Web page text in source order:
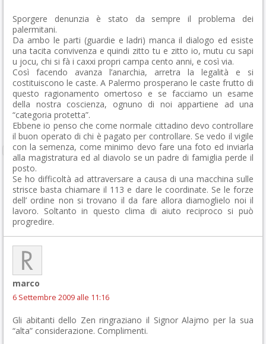
Sporgere denunzia è stato da sempre il problema dei
palermitani.
Da ambo le parti (guardie e ladri) manca il dialogo ed esiste
una tacita convivenza e quindi zitto tu e zitto io, mutu cu sapi
u jocu, chi si fà i caxxi propri campa cento anni, e così via.
Così facendo avanza l’anarchia, arretra la legalità e si
costituiscono le caste. A Palermo prosperano le caste frutto di
questo ragionamento omertoso e se facciamo un esame
della nostra coscienza, ognuno di noi appartiene ad una
“categoria protetta”.
Ebbene io penso che come normale cittadino devo controllare
il buon operato di chi è pagato per controllare. Se vedo il vigile
con la semenza, come minimo devo fare una foto ed inviarla
alla magistratura ed al diavolo se un padre di famiglia perde il
posto.
Se ho difficoltà ad attraversare a causa di una macchina sulle
strisce basta chiamare il 113 e dare le coordinate. Se le forze
dell’ ordine non si trovano il da fare allora diamoglielo noi il
lavoro. Soltanto in questo clima di aiuto reciproco si può
progredire.
marco
6 Settembre 2009 alle 11:16
Gli abitanti dello Zen ringraziano il Signor Alajmo per la sua
“alta” considerazione. Complimenti.